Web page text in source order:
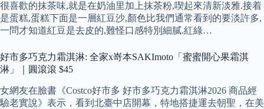
很喜歡的抹茶味,就是在奶油里加上抹茶粉,喫起來清新淡雅.接着
是蛋糕,蛋糕下面是一層紅豆沙,顏色比我們通常看到的要淡許多,
一問才知道紅豆是去皮的,難怪口感特別細膩.紅綠…
好市多巧克力霜淇淋: 全家x嵜本SAKImoto「蜜蜜開心果霜淇
淋」｜圓滾滾 $45
女網友在臉書《Costco好市多 好市多巧克力霜淇淋2026 商品經
驗老實說》表示，看到北臺中店開幕，特地搭捷運去朝聖，在美